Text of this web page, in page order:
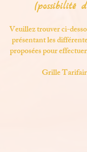
(possibilité
Veuillez trouver ci-
présentant les
proposées pour
Grille